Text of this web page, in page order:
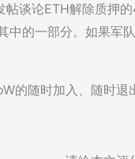
谈论ETH解除质押
中的一部分。如果军
的随时加入、随时退